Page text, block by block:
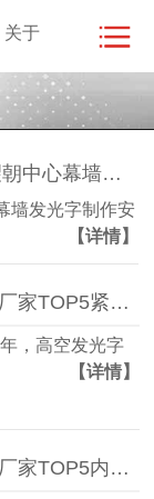
关于
【喜讯】字工场中标极氪望朝中心幕墙发光字制作安装项目
墙发光字制作安
【详情】
2026高空发光字厂家TOP5紧急盘点：3家已悄悄涨价，谁在裸奔？
，高空发光字
【详情】
2026楼顶发光字厂家TOP5内幕揭秘：谁在偷工减料？价格差异竟有3倍！